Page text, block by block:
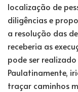
localização de
diligências e
a resolução das
receberia as
pode ser
Paulatinamente,
traçar caminhos